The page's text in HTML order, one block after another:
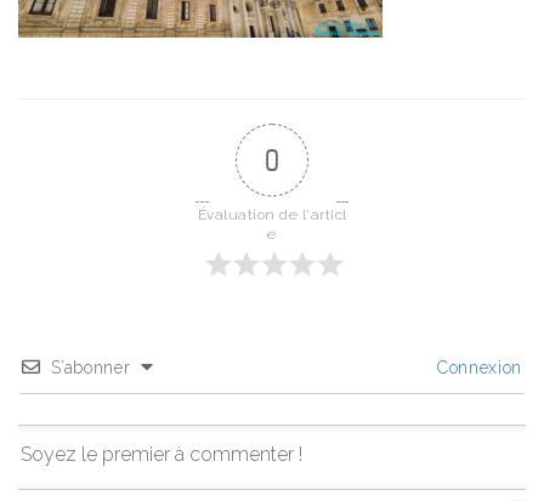
0
Évaluation de l'articl
e
S’abonner Connexion